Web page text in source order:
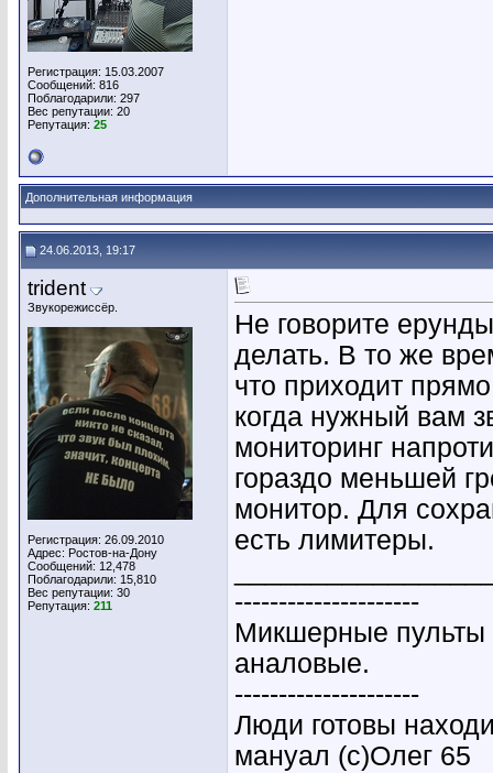
Регистрация: 15.03.2007
Сообщений: 816
Поблагодарили: 297
Вес репутации: 20
Репутация: 25
Дополнительная информация
24.06.2013, 19:17
trident
Звукорежиссёр.
Регистрация: 26.09.2010
Адрес: Ростов-на-Дону
Сообщений: 12,478
Поблагодарили: 15,810
Вес репутации: 30
Репутация: 211
Не говорите
делать. В то же
что приходит
когда нужный вам
мониторинг
гораздо меньшей
монитор. Для
есть лимитеры.
---------------------
Микшерные пульты
аналовые.
---------------------
Люди готовы
мануал (с)Олег 65